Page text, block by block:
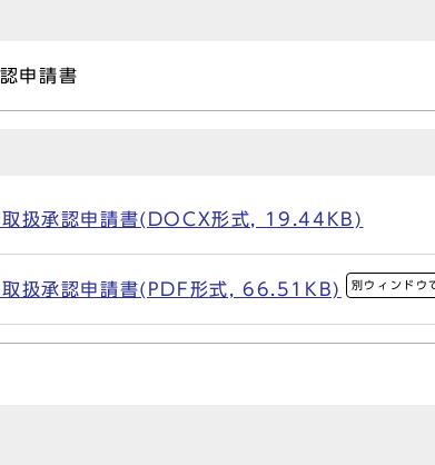
申請書
取扱承認申請書(DOCX形式, 19.44KB)
取扱承認申請書(PDF形式, 66.51KB) 別ウィンドウ